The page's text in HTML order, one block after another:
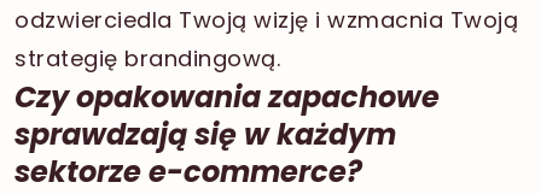
odzwierciedla Twoją wizję i wzmacnia Twoją
strategię brandingową.
Czy opakowania zapachowe
sprawdzają się w każdym
sektorze e-commerce?